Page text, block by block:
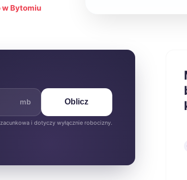
w Bytomiu
mb Oblicz
i dotyczy wyłącznie robocizny.